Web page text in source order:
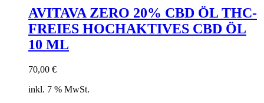
AVITAVA ZERO 20% CBD ÖL THC-
FREIES HOCHAKTIVES CBD ÖL
10 ML
70,00 €
inkl. 7 % MwSt.